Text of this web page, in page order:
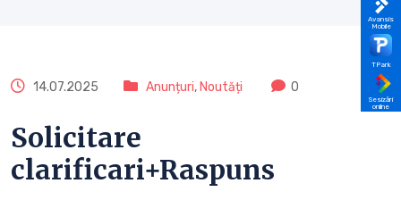
14.07.2025 Anunțuri, Noutăți 0
Solicitare
clarificari+Raspuns
Avansis
Mobile
TPark
Sesizări
online